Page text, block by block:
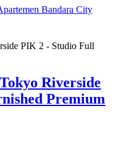
Bandara City
Riverside
Premium